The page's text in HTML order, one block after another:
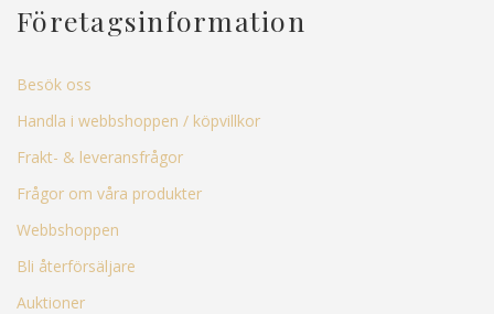
Företagsinformation
Besök oss
Handla i webbshoppen / köpvillkor
Frakt- & leveransfrågor
Frågor om våra produkter
Webbshoppen
Bli återförsäljare
Auktioner